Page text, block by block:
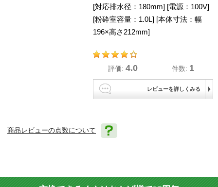
[対応排水径：180mm] [電源：100V]
[粉砕室容量：1.0L] [本体寸法：幅
196×高さ212mm]
評価:4.0 件数: 1
レビューを詳しくみる
商品レビューの点数について